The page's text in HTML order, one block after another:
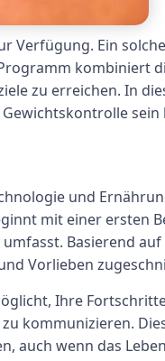
Verfügung. Ein
kombiniert
zu erreichen. In
sein
und
mit einer ersten
Basierend auf
Vorlieben
Ihre
kommunizieren.
auch wenn das